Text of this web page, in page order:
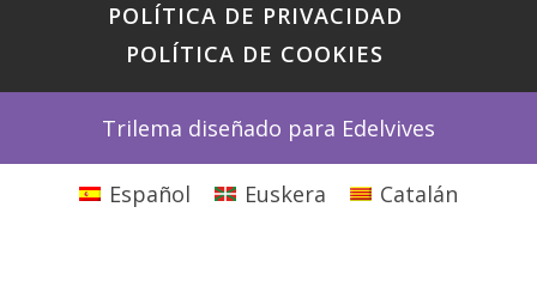
POLÍTICA DE PRIVACIDAD
POLÍTICA DE COOKIES
Trilema diseñado para Edelvives
Español Euskera Catalán